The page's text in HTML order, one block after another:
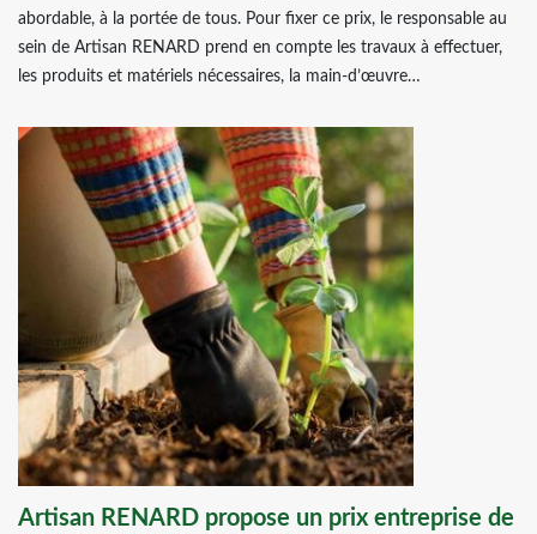
abordable, à la portée de tous. Pour fixer ce prix, le responsable au
sein de Artisan RENARD prend en compte les travaux à effectuer,
les produits et matériels nécessaires, la main-d’œuvre…
Artisan RENARD propose un prix entreprise de